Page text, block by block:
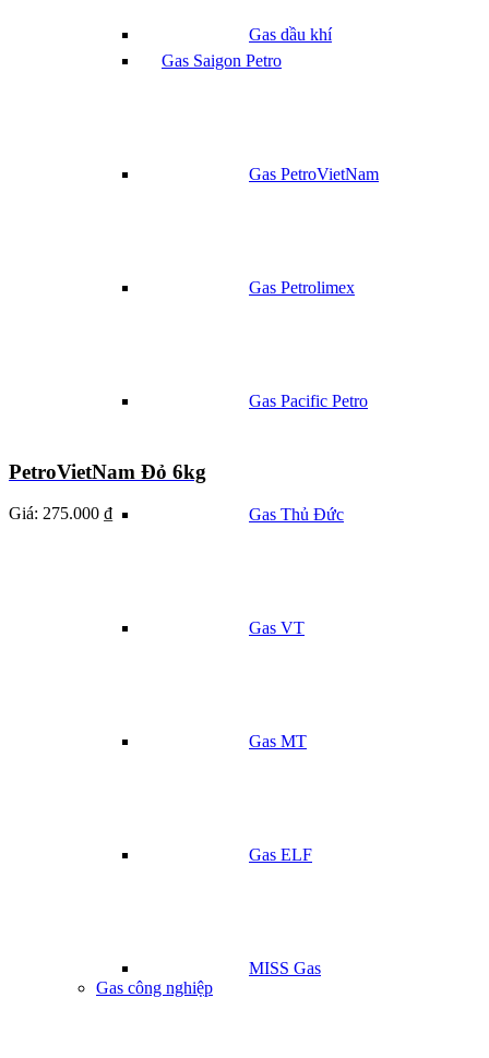
Gas dầu khí
Gas Saigon Petro
Gas PetroVietNam
Gas Petrolimex
Gas Pacific Petro
Gas Thủ Đức
Gas VT
Gas MT
Gas ELF
MISS Gas
Gas công nghiệp
PetroVietNam Đỏ 6kg
Giá: 275.000 ₫